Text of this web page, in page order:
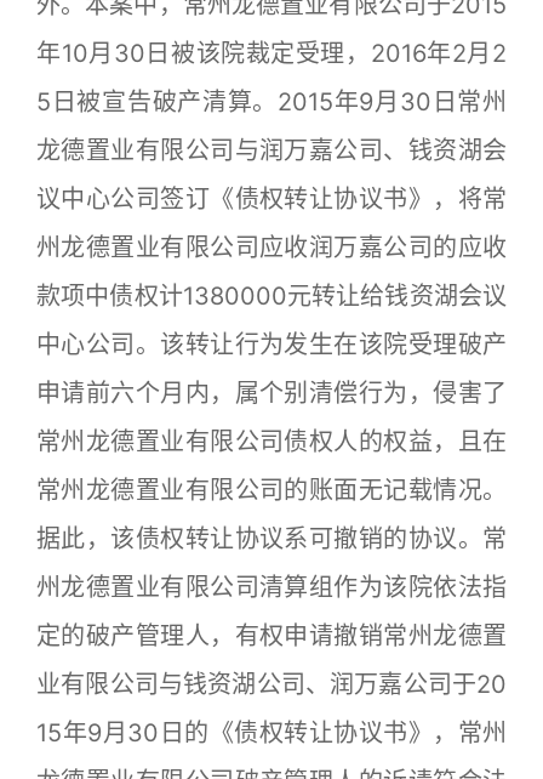
年10月30日被该院裁定受理，2016年2月2
5日被宣告破产清算。2015年9月30日常州
龙德置业有限公司与润万嘉公司、钱资湖会
议中心公司签订《债权转让协议书》，将常
州龙德置业有限公司应收润万嘉公司的应收
款项中债权计1380000元转让给钱资湖会议
中心公司。该转让行为发生在该院受理破产
申请前六个月内，属个别清偿行为，侵害了
常州龙德置业有限公司债权人的权益，且在
常州龙德置业有限公司的账面无记载情况。
据此，该债权转让协议系可撤销的协议。常
州龙德置业有限公司清算组作为该院依法指
定的破产管理人，有权申请撤销常州龙德置
业有限公司与钱资湖公司、润万嘉公司于20
15年9月30日的《债权转让协议书》，常州